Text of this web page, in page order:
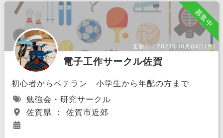
募集中
更新日： 2021年10月04日(月)
電子工作サークル佐賀
初心者からベテラン 小学生から年配の方まで
勉強会・研究サークル
佐賀県 ： 佐賀市近郊